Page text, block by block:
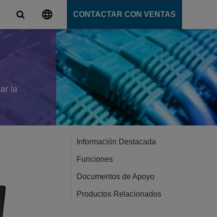
CONTACTAR CON VENTAS
Server
la
Información Destacada
Funciones
Documentos de Apoyo
Productos Relacionados